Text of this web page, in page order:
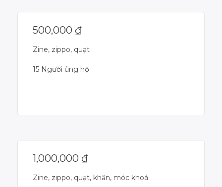
500,000 ₫
Zine, zippo, quạt
15 Người ủng hộ
1,000,000 ₫
Zine, zippo, quạt, khăn, móc khoá